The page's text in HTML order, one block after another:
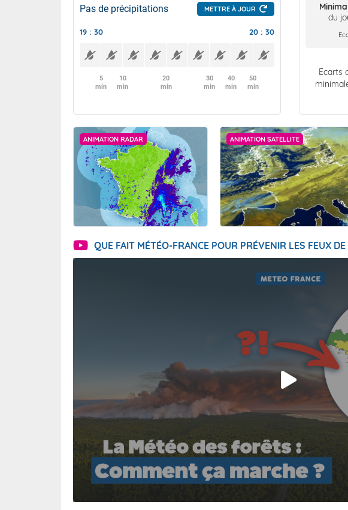
Pas de précipitations METTRE À JOUR
19 : 30 20 : 30
5
min
10
min
20
min
30
min
40
min
50
min
du
Écarts
ANIMATION RADAR ANIMATION SATELLITE
QUE FAIT MÉTÉO-FRANCE POUR PRÉVENIR LES FEUX